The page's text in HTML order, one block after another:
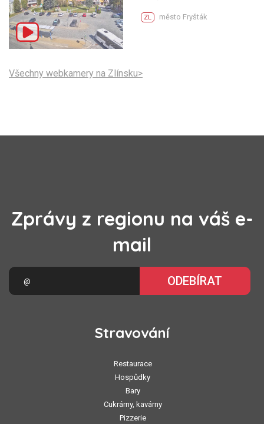
ZL město Fryšták
Všechny webkamery na Zlínsku>
Zprávy z regionu na váš e-
mail
ODEBÍRAT
Stravování
Restaurace
Hospůdky
Bary
Cukrárny, kavárny
Pizzerie